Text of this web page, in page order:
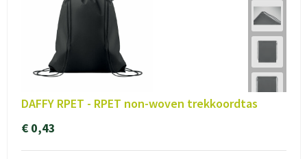
DAFFY RPET - RPET non-woven trekkoordtas
€ 0,43